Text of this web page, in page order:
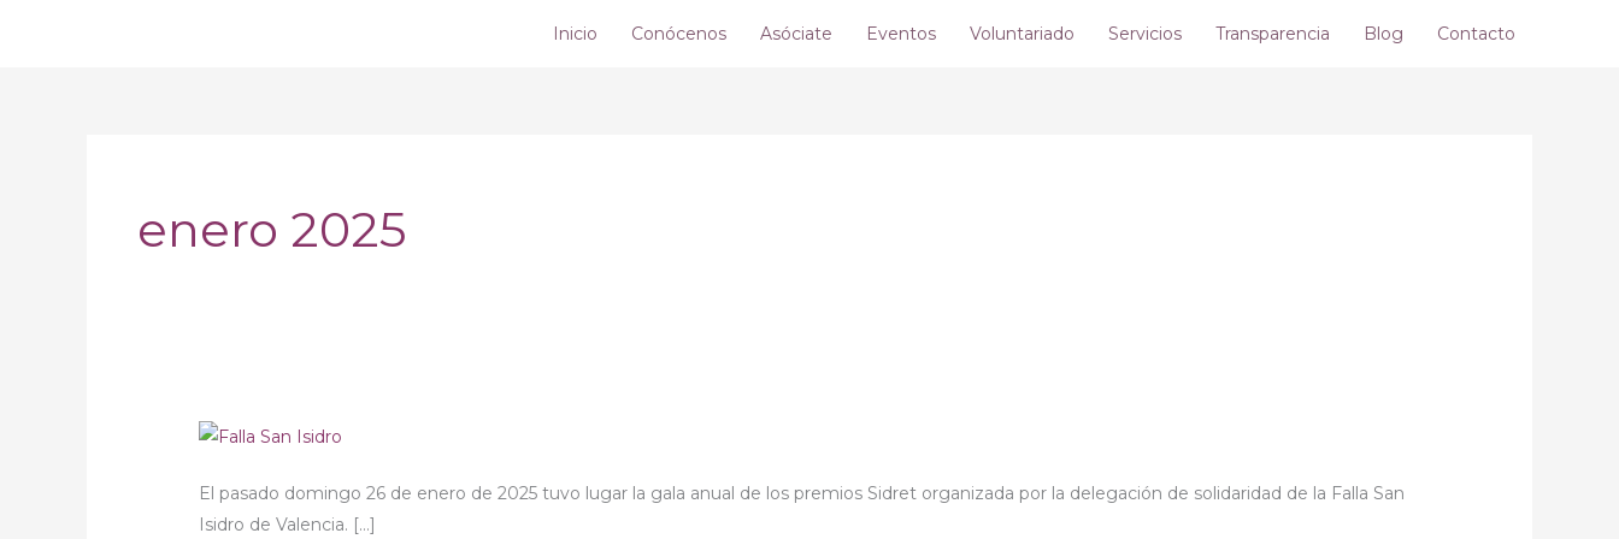
Inicio Conócenos Asóciate Eventos Voluntariado Servicios Transparencia Blog Contacto
enero 2025
El pasado domingo 26 de enero de 2025 tuvo lugar la gala anual de los premios Sidret organizada por la delegación de solidaridad de la Falla San
Isidro de Valencia. […]
PREMIOS
–
Falla